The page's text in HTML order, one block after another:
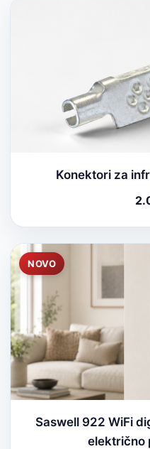
Konektori za
NOVO
Saswell 922 WiFi
električno